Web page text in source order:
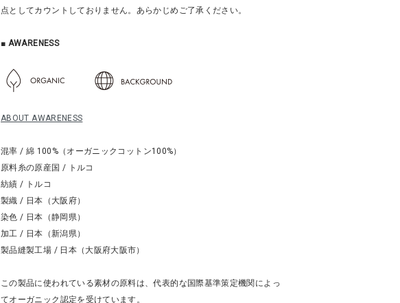
点としてカウントしておりません。あらかじめご了承ください。
■ AWARENESS
ABOUT AWARENESS
混率 / 綿 100%（オーガニックコットン100%）
原料糸の原産国 / トルコ
紡績 / トルコ
製織 / 日本（大阪府）
染色 / 日本（静岡県）
加工 / 日本（新潟県）
製品縫製工場 / 日本（大阪府大阪市）
この製品に使われている素材の原料は、代表的な国際基準策定機関によっ
てオーガニック認定を受けています。